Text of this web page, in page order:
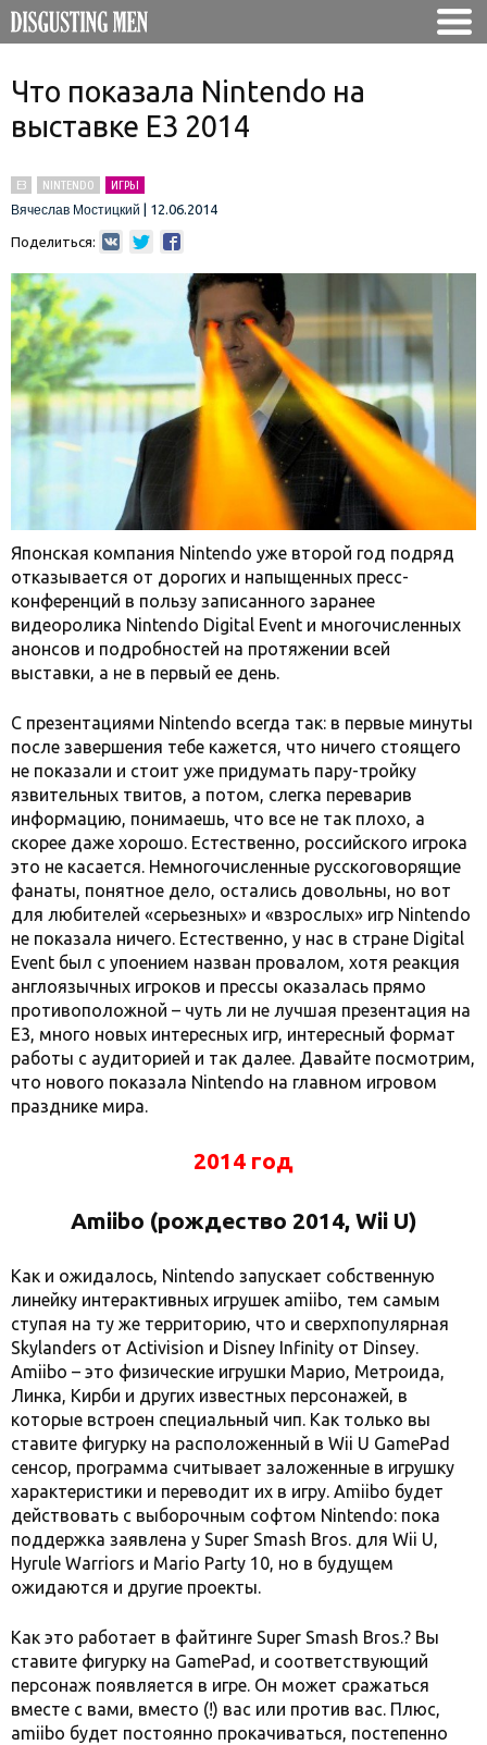
Что показала Nintendo на
выставке E3 2014
E3 NINTENDO
ИГРЫ
Вячеслав Мостицкий
12.06.2014
Поделиться:
Японская компания Nintendo уже второй год подряд
отказывается от дорогих и напыщенных пресс-
конференций в пользу записанного заранее
видеоролика Nintendo Digital Event и многочисленных
анонсов и подробностей на протяжении всей
выставки, а не в первый ее день.
С презентациями Nintendo всегда так: в первые минуты
после завершения тебе кажется, что ничего стоящего
не показали и стоит уже придумать пару-тройку
язвительных твитов, а потом, слегка переварив
информацию, понимаешь, что все не так плохо, а
скорее даже хорошо. Естественно, российского игрока
это не касается. Немногочисленные русскоговорящие
фанаты, понятное дело, остались довольны, но вот
для любителей «серьезных» и «взрослых» игр Nintendo
не показала ничего. Естественно, у нас в стране Digital
Event был с упоением назван провалом, хотя реакция
англоязычных игроков и прессы оказалась прямо
противоположной – чуть ли не лучшая презентация на
E3, много новых интересных игр, интересный формат
работы с аудиторией и так далее. Давайте посмотрим,
что нового показала Nintendo на главном игровом
празднике мира.
2014 год
Amiibo (рождество 2014, Wii U)
Как и ожидалось, Nintendo запускает собственную
линейку интерактивных игрушек amiibo, тем самым
ступая на ту же территорию, что и сверхпопулярная
Skylanders от Activision и Disney Infinity от Dinsey.
Amiibo – это физические игрушки Марио, Метроида,
Линка, Кирби и других известных персонажей, в
которые встроен специальный чип. Как только вы
ставите фигурку на расположенный в Wii U GamePad
сенсор, программа считывает заложенные в игрушку
характеристики и переводит их в игру. Amiibo будет
действовать с выборочным софтом Nintendo: пока
поддержка заявлена у Super Smash Bros. для Wii U,
Hyrule Warriors и Mario Party 10, но в будущем
ожидаются и другие проекты.
Как это работает в файтинге Super Smash Bros.? Вы
ставите фигурку на GamePad, и соответствующий
персонаж появляется в игре. Он может сражаться
вместе с вами, вместо (!) вас или против вас. Плюс,
amiibo будет постоянно прокачиваться, постепенно